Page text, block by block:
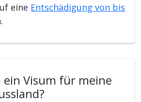
eine Entschädigung von bis
ein Visum für meine